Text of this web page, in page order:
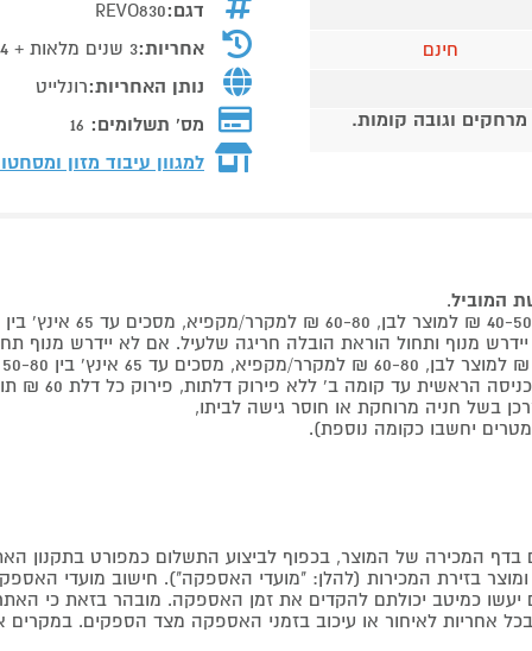
חינם
מרחקים וגובה קומות.
דגם:REVO830
אחריות:3 שנים מלאות + 4 על המנוע
נותן האחריות:רונלייט
מס' תשלומים: 16
למגוון עיבוד מזון
המוביל.
ב' ללא פירוק דלתות, פירוק כל דלת 60 ₪ תוספת למוביל בבית.
המכירה של המוצר, בכפוף לביצוע התשלום כמפורט בתקנון
בזירת המכירות (להלן: "מועדי האספקה"). חישוב מועדי
יעשו כמיטב יכולתם להקדים את זמן האספקה. מובהר בזאת כי
אחריות לאיחור או עיכוב בזמני האספקה מצד הספקים. במקרים